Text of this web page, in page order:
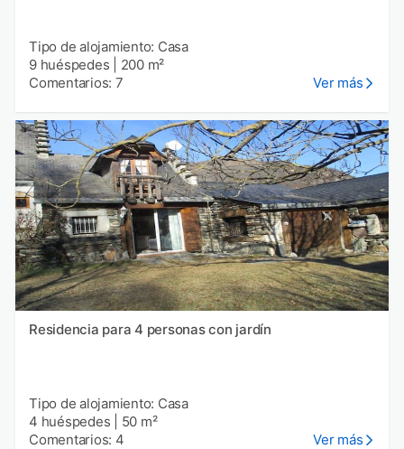
Tipo de alojamiento: Casa
9 huéspedes
200 m²
Comentarios: 7
Ver más
Residencia para 4 personas con jardín
Tipo de alojamiento: Casa
4 huéspedes
50 m²
Comentarios: 4
Ver más